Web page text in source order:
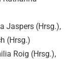
Jaspers (Hrsg.),
(Hrsg.)
Roig (Hrsg.),